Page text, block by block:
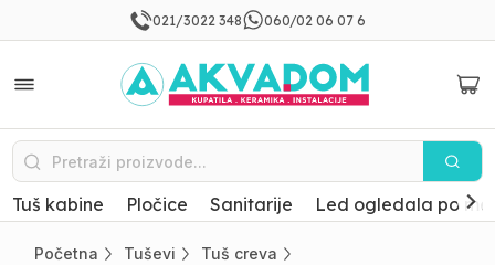
021/3022 348 060/02 06 07 6
Tuš kabine Pločice Sanitarije Led ogledala po
Početna Tuševi
Tuš creva